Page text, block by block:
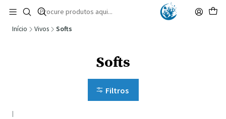
🚚 Portugal Continental: Portes Grátis desde 149,90€ (Envio extresso: 14,90€)
Ler mais
Início Vivos Softs
Softs
Filtros
|